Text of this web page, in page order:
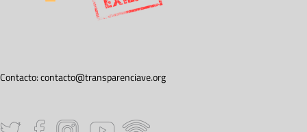
Contacto:contacto@transparenciave.org